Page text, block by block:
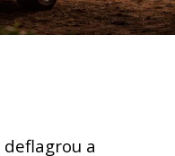
deflagrou a